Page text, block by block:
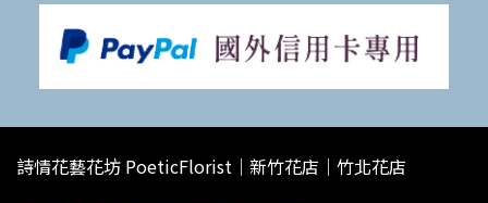
詩情花藝花坊 PoeticFlorist｜新竹花店｜竹北花店